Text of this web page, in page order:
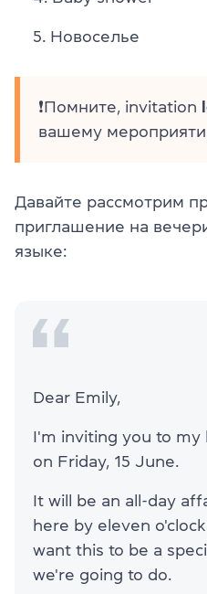
Новоселье
❗Помните, invitation
вашему
Давайте рассмотрим
приглашение на
языке:
Dear Emily,
I'm inviting you to my
on Friday, 15 June.
It will be an all-day
here by eleven
want this to be a
we're going to do.